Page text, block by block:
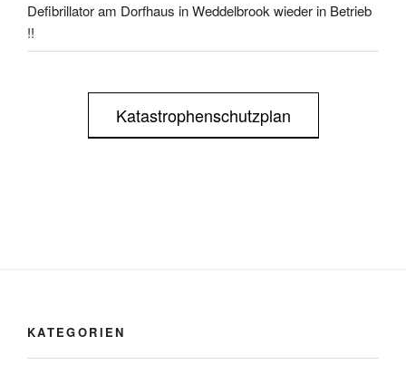
Defibrillator am Dorfhaus in Weddelbrook wieder in Betrieb
!!
Katastrophenschutzplan
KATEGORIEN